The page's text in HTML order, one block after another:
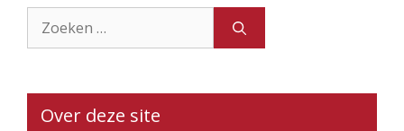
naar:
Over deze site